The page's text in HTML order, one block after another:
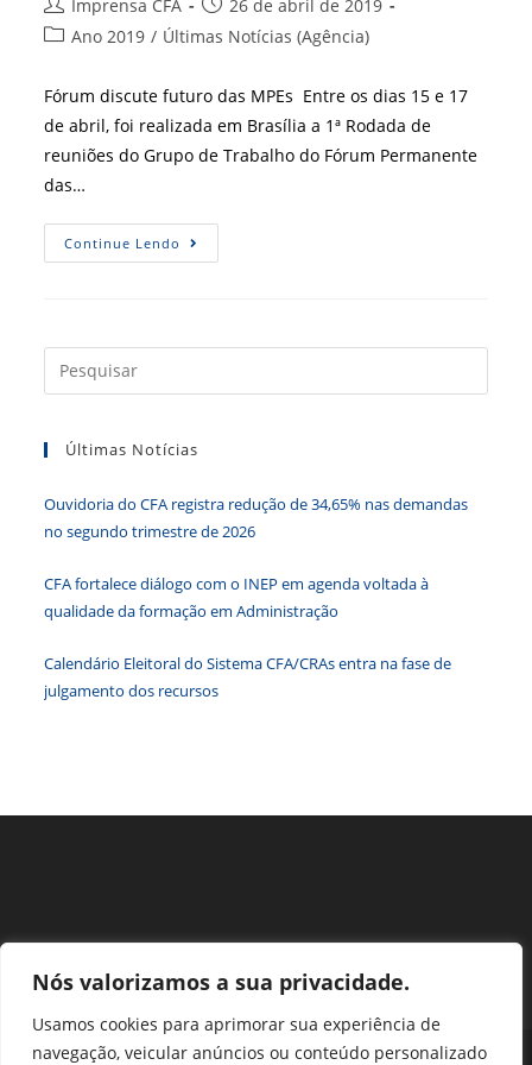
Nós valorizamos a sua privacidade.
Usamos cookies para aprimorar sua experiência de
navegação, veicular anúncios ou conteúdo personalizado
do
Imprensa CFA
publicado:
26 de abril de 2019
Categoria
post:
Ano 2019 / Últimas Notícias (Agência)
Fórum discute futuro das MPEs Entre os dias 15 e 17
de abril, foi realizada em Brasília a 1ª Rodada de
reuniões do Grupo de Trabalho do Fórum Permanente
das…
Continue Lendo Fórum
Discute
a
Últimas Notícias
Ouvidoria do CFA registra redução de 34,65% nas demandas
no segundo trimestre de 2026
CFA fortalece diálogo com o INEP em agenda voltada à
qualidade da formação em Administração
Calendário Eleitoral do Sistema CFA/CRAs entra na fase de
julgamento dos recursos
Perguntas Frequentes Ouvidoria